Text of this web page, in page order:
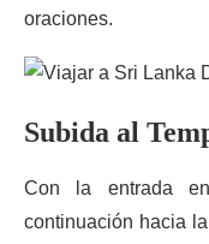
oraciones.
Subida al
Con la entrada
continuación hacia